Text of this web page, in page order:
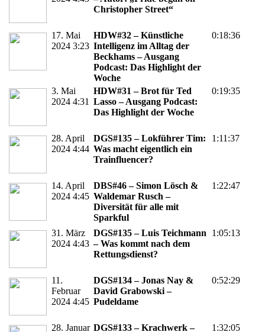
Christopher Street“
17. Mai
2024 3:23
HDW#32 – Künstliche
Intelligenz im Alltag der
Beckhams – Ausgang
Podcast: Das Highlight der
Woche
0:18:36
3. Mai
2024 4:31
HDW#31 – Brot für Ted
Lasso – Ausgang Podcast:
Das Highlight der Woche
0:19:35
28. April
2024 4:44
DGS#135 – Lokführer Tim:
Was macht eigentlich ein
Trainfluencer?
1:11:37
14. April
2024 4:45
DBS#46 – Simon Lösch &
Waldemar Rusch –
Diversität für alle mit
Sparkful
1:22:47
31. März
2024 4:43
DGS#135 – Luis Teichmann
– Was kommt nach dem
Rettungsdienst?
1:05:13
11.
Februar
2024 4:45
DGS#134 – Jonas Nay &
David Grabowski –
Pudeldame
0:52:29
28. Januar DGS#133 – Krachwerk –
1:32:05